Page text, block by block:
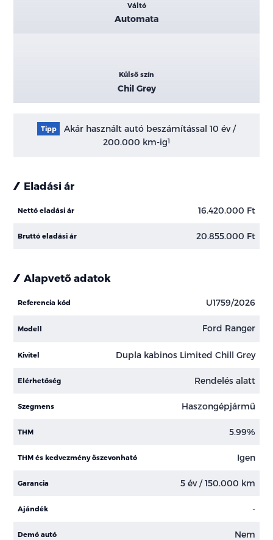
Váltó
Automata
Külső szín
Chil Grey
Tipp
Akár használt autó beszámítással 10 év /
200.000 km-ig1
Eladási ár
Nettó eladási ár 16.420.000 Ft
Bruttó eladási ár 20.855.000 Ft
Alapvető adatok
Referencia kód U1759/2026
Modell Ford Ranger
Kivitel Dupla kabinos Limited Chill Grey
Elérhetőség Rendelés alatt
Szegmens Haszongépjármű
THM 5.99%
THM és kedvezmény öszevonható Igen
Garancia 5 év / 150.000 km
Ajándék -
Demó autó Nem